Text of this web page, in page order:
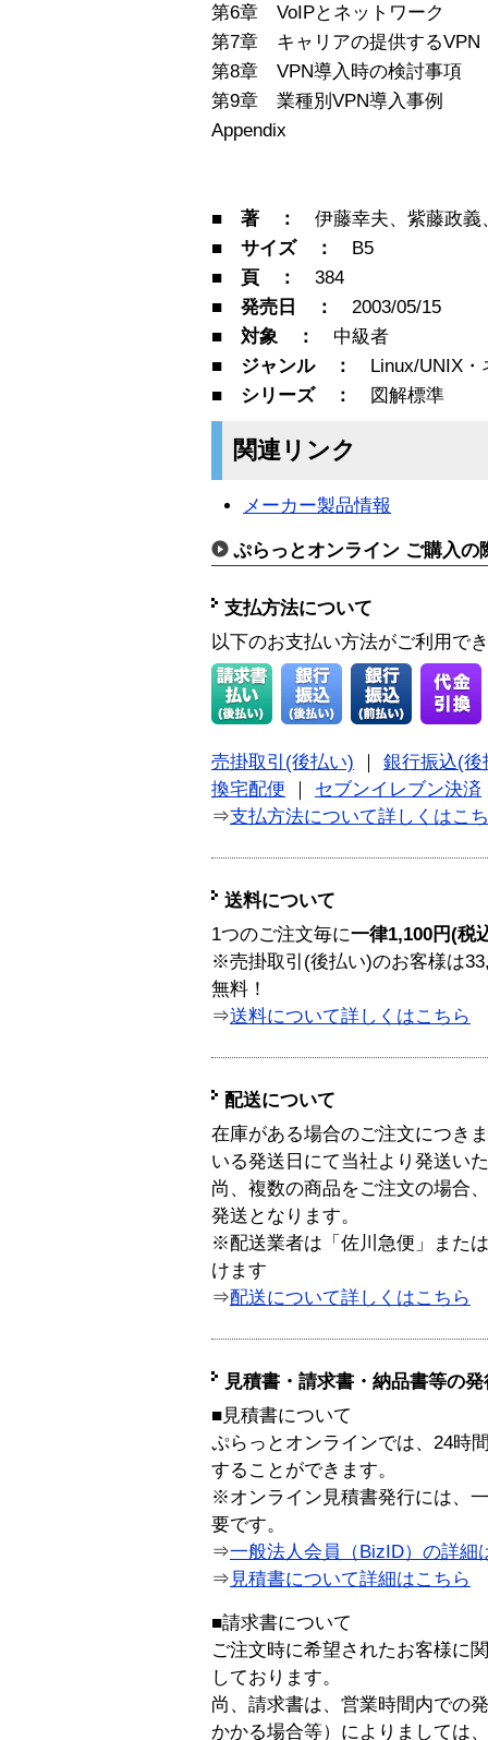
第6章 VoIPとネットワーク
第7章 キャリアの提供するVPN
第8章 VPN導入時の検討事項
第9章 業種別VPN導入事例
Appendix
■ 著 ： 伊藤幸夫、紫藤政義
■ サイズ ： B5
■ 頁 ： 384
■ 発売日 ： 2003/05/15
■ 対象 ： 中級者
■ ジャンル ： Linux/UNIX
■ シリーズ ：
図解標準
関連リンク
メーカー製品情報
ぷらっとオンライン ご購入の
支払方法について
以下のお支払い方法がご利用で
売掛取引(後払い)
銀行振込(後
換宅配便
セブンイレブン決済
⇒支払方法について詳しくはこ
送料について
1つのご注文毎に一律1,100円(税
※売掛取引(後払い)のお客様は
無料！
⇒送料について詳しくはこちら
配送について
在庫がある場合のご注文につき
いる発送日にて当社より発送い
尚、複数の商品をご注文の場合
発送となります。
※配送業者は「佐川急便」また
けます
⇒配送について詳しくはこちら
見積書・請求書・納品書等の
■見積書について
ぷらっとオンラインでは、24時
することができます。
※オンライン見積書発行には、
要です。
⇒一般法人会員（BizID）の詳細
⇒ 見積書について詳細はこちら
■請求書について
ご注文時に希望されたお客様に
しております。
尚、請求書は、営業時間内での
かかる場合等）によりましては